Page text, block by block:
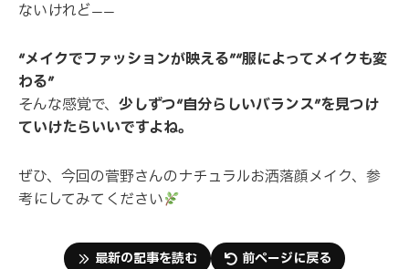
ないけれど——
“メイクでファッションが映える”“服によってメイクも変
わる”
そんな感覚で、 少しずつ“自分らしいバランス”を見つけ
ていけたらいいですよね。
ぜひ、今回の菅野さんのナチュラルお洒落顔メイク、参
考にしてみてください
最新の記事を読む 前ページに戻る